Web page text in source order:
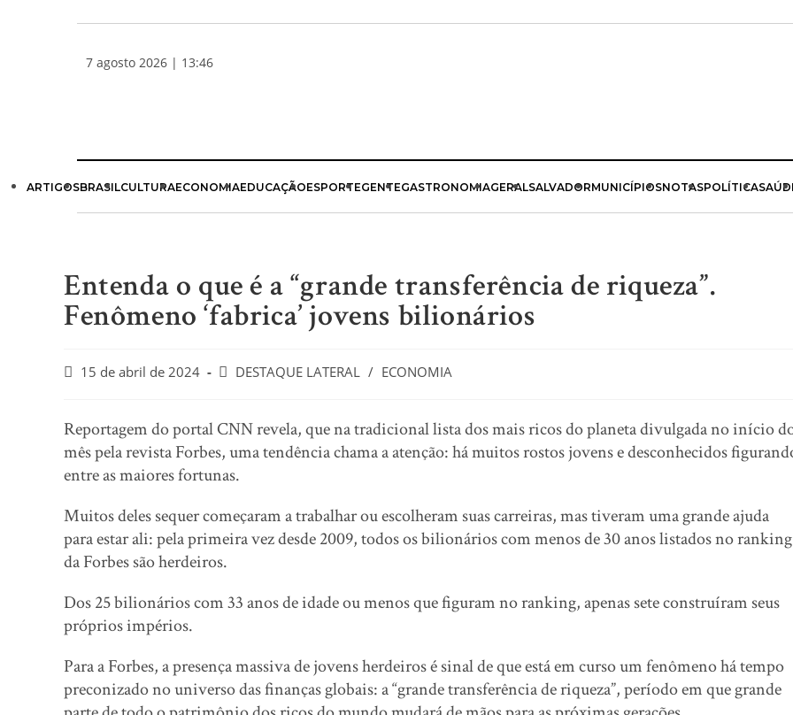
7 agosto 2026 | 13:46
ARTIGOSBRASILCULTURAECONOMIAEDUCAÇÃOESPORTEGENTEGASTRONOMIAGERALSALVADORMUNICÍPIOSNOTASPOLÍTICA
Entenda o que é a “grande transferência de riqueza”.
Fenômeno ‘fabrica’ jovens bilionários
15 de abril de 2024 DESTAQUE LATERAL / ECONOMIA
Reportagem do portal CNN revela, que na tradicional lista dos mais ricos do planeta divulgada no início
mês pela revista Forbes, uma tendência chama a atenção: há muitos rostos jovens e desconhecidos
entre as maiores fortunas.
Muitos deles sequer começaram a trabalhar ou escolheram suas carreiras, mas tiveram uma grande ajuda
para estar ali: pela primeira vez desde 2009, todos os bilionários com menos de 30 anos listados no ranking
da Forbes são herdeiros.
Dos 25 bilionários com 33 anos de idade ou menos que figuram no ranking, apenas sete construíram seus
próprios impérios.
Para a Forbes, a presença massiva de jovens herdeiros é sinal de que está em curso um fenômeno há tempo
preconizado no universo das finanças globais: a “grande transferência de riqueza”, período em que grande